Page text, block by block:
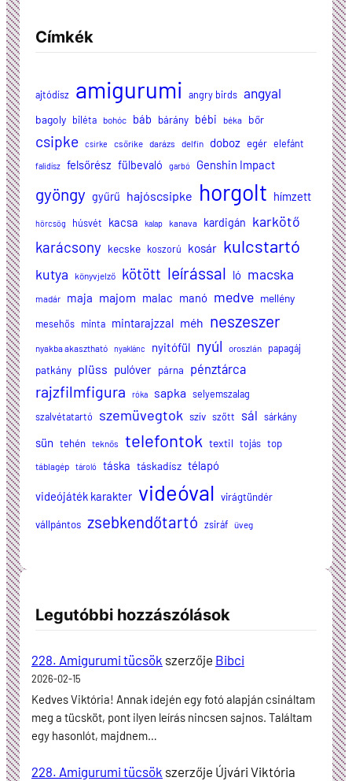
Címkék
ajtódísz amigurumi angry birds angyal
bagoly biléta bohóc báb bárány bébi béka bőr
csipke csirke csőrike darázs delfin doboz egér elefánt
falidísz felsőrész fülbevaló garbó Genshin Impact
gyöngy gyűrű hajóscsipke horgolt hímzett
hörcsög húsvét kacsa kalap kanava kardigán karkötő
karácsony kecske koszorú kosár kulcstartó
kutya könyvjelző kötött leírással ló macska
madár maja majom malac manó medve mellény
mesehős minta mintarajzzal méh neszeszer
nyakba akasztható nyaklánc nyitófül nyúl oroszlán
papagáj
patkány plüss pulóver párna pénztárca
rajzfilmfigura róka sapka selyemszalag
szalvétatartó
szemüvegtok szív szőtt sál sárkány
sün tehén teknős telefontok textil tojás top
táblagép tároló táska táskadísz télapó
videójáték karakter videóval virágtündér
vállpántos zsebkendőtartó zsiráf üveg
Legutóbbi hozzászólások
228. Amigurumi tücsök szerzője Bibci
2026-02-15
Kedves Viktória! Annak idején egy fotó alapján csináltam
meg a tücsköt, pont ilyen leírás nincsen sajnos. Találtam
egy hasonlót, majdnem…
228. Amigurumi tücsök szerzője Újvári Viktória